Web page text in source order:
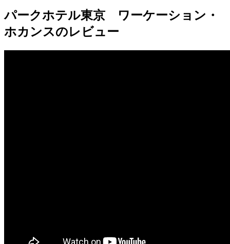
パークホテル東京 ワーケーション・
ホカンスのレビュー